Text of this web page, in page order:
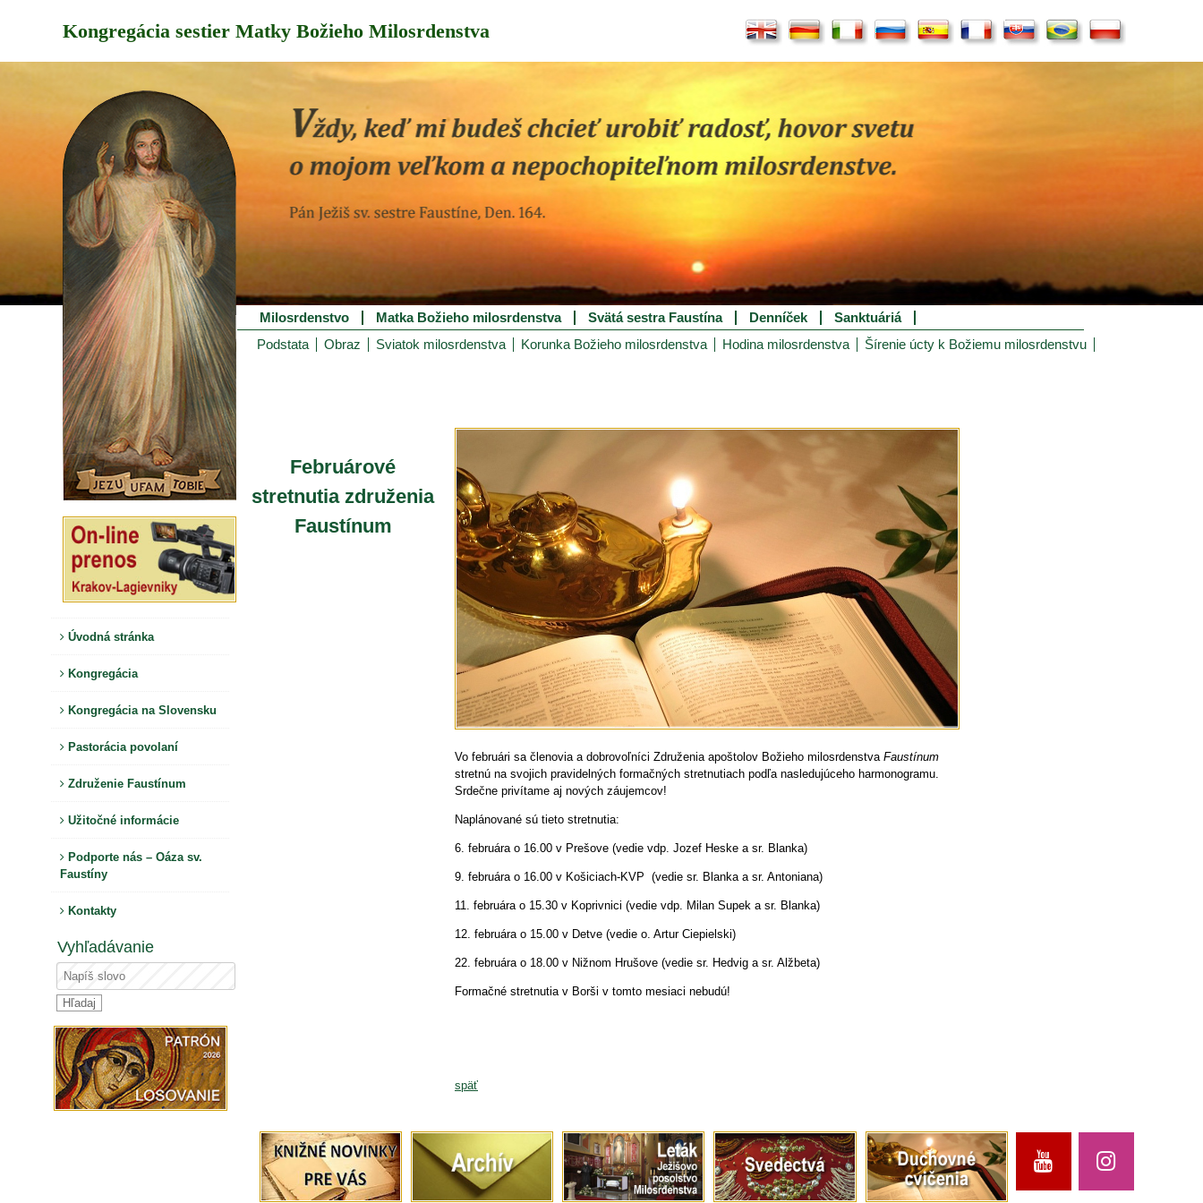
Kongregácia sestier Matky Božieho Milosrdenstva
Úvodná stránka
Kongregácia
Kongregácia na Slovensku
Pastorácia povolaní
Združenie Faustínum
Užitočné informácie
Podporte nás – Oáza sv.
Faustíny
Kontakty
Vyhľadávanie
Milosrdenstvo Matka Božieho milosrdenstva Svätá sestra Faustína Denníček
Sanktuáriá
Podstata
Obraz Sviatok milosrdenstva Korunka Božieho milosrdenstva Hodina milosrdenstva Šírenie úcty k Božiemu milosrdenstvu
Februárové
stretnutia združenia
Faustínum
Vo februári sa členovia a dobrovoľníci Združenia apoštolov Božieho milosrdenstva Faustínum
stretnú na svojich pravidelných formačných stretnutiach podľa nasledujúceho harmonogramu.
Srdečne privítame aj nových záujemcov!
Naplánované sú tieto stretnutia:
6. februára o 16.00 v Prešove (vedie vdp. Jozef Heske a sr. Blanka)
9. februára o 16.00 v Košiciach-KVP (vedie sr. Blanka a sr. Antoniana)
11. februára o 15.30 v Koprivnici (vedie vdp. Milan Supek a sr. Blanka)
12. februára o 15.00 v Detve (vedie o. Artur Ciepielski)
22. februára o 18.00 v Nižnom Hrušove (vedie sr. Hedvig a sr. Alžbeta)
Formačné stretnutia v Borši v tomto mesiaci nebudú!
späť